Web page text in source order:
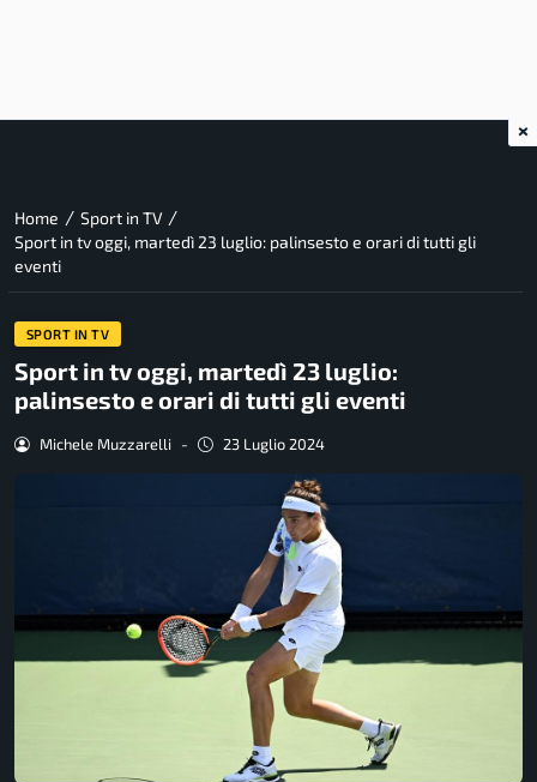
Home / Sport in TV /
Sport in tv oggi, martedì 23 luglio: palinsesto e orari di tutti gli
eventi
SPORT IN TV
Sport in tv oggi, martedì 23 luglio:
palinsesto e orari di tutti gli eventi
Michele Muzzarelli - 23 Luglio 2024
×